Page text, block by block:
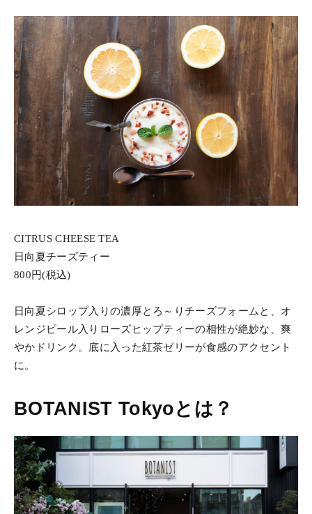
CITRUS CHEESE TEA
日向夏チーズティー
800円(税込)
日向夏シロップ入りの濃厚とろ～りチーズフォームと、オ
レンジピール入りローズヒップティーの相性が絶妙な、爽
やかドリンク。底に入った紅茶ゼリーが食感のアクセント
に。
BOTANIST Tokyoとは？